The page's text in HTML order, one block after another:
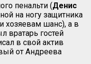
пенальти (Денис
на ногу защитника
хозяевам шанс), а в
вратарь гостей
в свой актив
от Андреева